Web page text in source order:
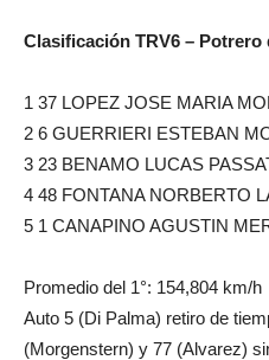
Clasificación TRV6 – Potrero
1 37 LOPEZ JOSE MARIA
2 6 GUERRIERI ESTEBAN
3 23 BENAMO LUCAS
4 48 FONTANA NORBERTO
5 1 CANAPINO AGUSTIN
Promedio del 1°: 154,804 km/h
Auto 5 (Di Palma) retiro de
(Morgenstern) y 77 (Alvarez)